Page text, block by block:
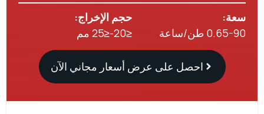
طن/ساعة
حجم الإخراج:
≤20-≤25 مم
احصل على عرض أسعار مجاني الآن